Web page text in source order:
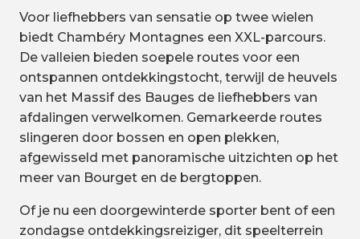
Voor liefhebbers van sensatie op twee wielen
biedt Chambéry Montagnes een XXL-parcours.
De valleien bieden soepele routes voor een
ontspannen ontdekkingstocht, terwijl de heuvels
van het Massif des Bauges de liefhebbers van
afdalingen verwelkomen. Gemarkeerde routes
slingeren door bossen en open plekken,
afgewisseld met panoramische uitzichten op het
meer van Bourget en de bergtoppen.
Of je nu een doorgewinterde sporter bent of een
zondagse ontdekkingsreiziger, dit speelterrein